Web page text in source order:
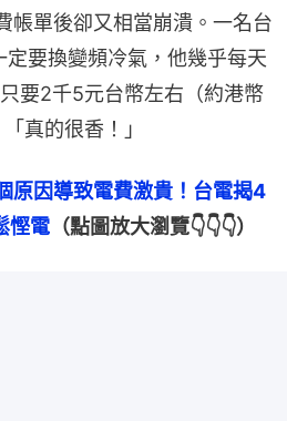
帳單後卻又相當崩潰。一名台
要換變頻冷氣，他幾乎每天
要2千5元台幣左右（約港幣
真的很香！」
原因導致電費激貴！台電揭4
慳電 （點圖放大瀏覽👇👇👇）